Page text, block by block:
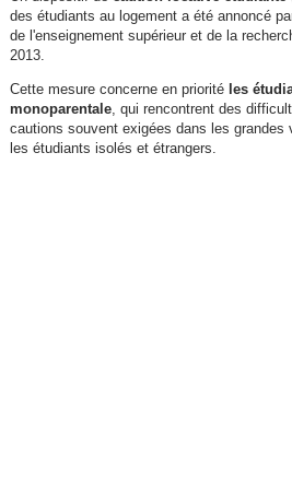
des étudiants au logement a été annoncé
de l'enseignement supérieur et de la
2013.
Cette mesure concerne en priorité les
monoparentale, qui rencontrent des
cautions souvent exigées dans les
les étudiants isolés et étrangers.